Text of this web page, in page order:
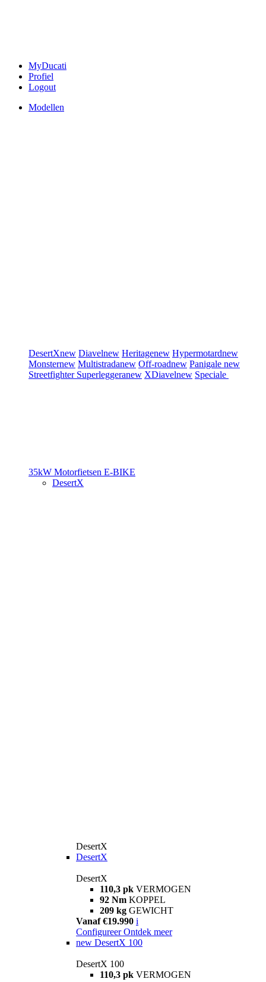
MyDucati
Profiel
Logout
Modellen
DesertXnew Diavelnew Heritagenew Hypermotardnew
Monsternew Multistradanew Off-roadnew Panigale new
Streetfighter Superleggeranew XDiavelnew Speciale
35kW Motorfietsen E-BIKE
DesertX
DesertX
DesertX
DesertX
110,3 pk VERMOGEN
92 Nm KOPPEL
209 kg GEWICHT
Vanaf €19.990 i
Configureer Ontdek meer
new DesertX 100
DesertX 100
110,3 pk VERMOGEN